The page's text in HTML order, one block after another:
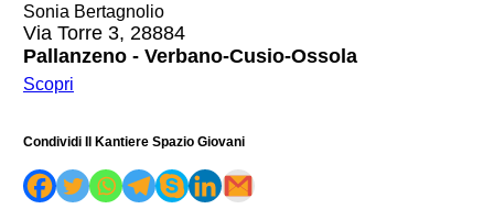
Sonia Bertagnolio
Via Torre 3, 28884
Pallanzeno - Verbano-Cusio-Ossola
Scopri
Condividi Il Kantiere Spazio Giovani